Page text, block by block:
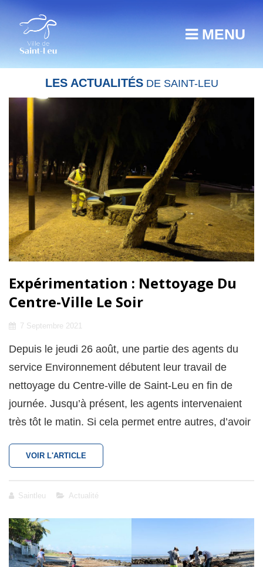
MENU
LES ACTUALITÉSDE SAINT-LEU
Expérimentation : Nettoyage Du
Centre-Ville Le Soir
Posted
7 Septembre 2021
Depuis le jeudi 26 août, une partie des agents du
service Environnement débutent leur travail de
nettoyage du Centre-ville de Saint-Leu en fin de
journée. Jusqu’à présent, les agents intervenaient
très tôt le matin. Si cela permet entre autres, d’avoir
VOIR L'ARTICLE
:
CENTRE-
Saintleu
Cat
Actualité